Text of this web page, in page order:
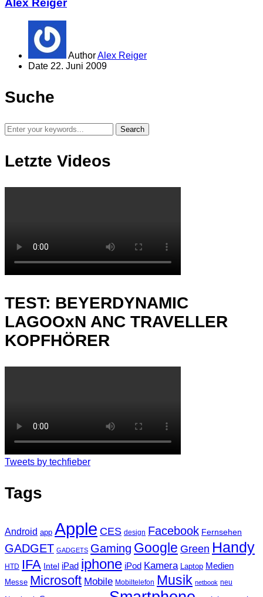
Alex Reiger
AuthorAlex Reiger
Date 22. Juni 2009
Suche
Letzte Videos
TEST: BEYERDYNAMIC
LAGOOxN ANC TRAVELLER
KOPFHÖRER
Tweets by techfieber
Tags
Android app Apple CES design Facebook Fernsehen
GADGET GADGETS Gaming Google Green Handy
HTD IFA Intel iPad iphone iPod Kamera Laptop Medien
Messe Microsoft Mobile Mobiltelefon Musik netbook neu